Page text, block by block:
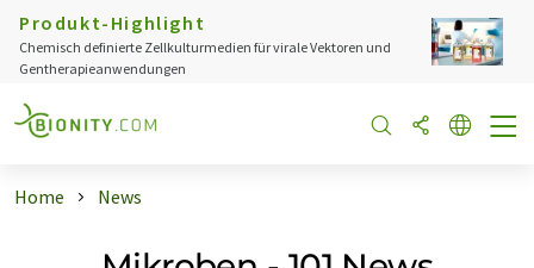
Produkt-Highlight
Chemisch definierte Zellkulturmedien für virale Vektoren und
Gentherapieanwendungen
Home News